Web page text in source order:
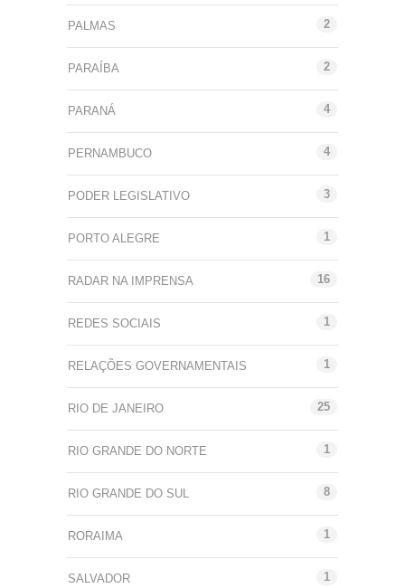
PALMAS 2
PARAÍBA 2
PARANÁ 4
PERNAMBUCO 4
PODER LEGISLATIVO 3
PORTO ALEGRE 1
RADAR NA IMPRENSA 16
REDES SOCIAIS 1
RELAÇÕES GOVERNAMENTAIS 1
RIO DE JANEIRO 25
RIO GRANDE DO NORTE 1
RIO GRANDE DO SUL 8
RORAIMA 1
SALVADOR 1